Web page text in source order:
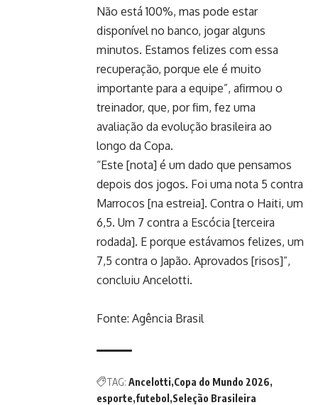
Não está 100%, mas pode estar
disponível no banco, jogar alguns
minutos. Estamos felizes com essa
recuperação, porque ele é muito
importante para a equipe”, afirmou o
treinador, que, por fim, fez uma
avaliação da evolução brasileira ao
longo da Copa.
“Este [nota] é um dado que pensamos
depois dos jogos. Foi uma nota 5 contra
Marrocos [na estreia]. Contra o Haiti, um
6,5. Um 7 contra a Escócia [terceira
rodada]. E porque estávamos felizes, um
7,5 contra o Japão. Aprovados [risos]”,
concluiu Ancelotti.
Fonte: Agência Brasil
TAG: Ancelotti Copa do Mundo 2026
esporte futebol Seleção Brasileira